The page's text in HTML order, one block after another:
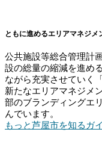
ともに進めるエリアマネジメ
公共施設等総合管理計
設の総量の縮減を進め
ながら充実させていく
新たなエリアマネジメ
部のブランディングエ
んでいます。
もっと芦屋市を知るガ